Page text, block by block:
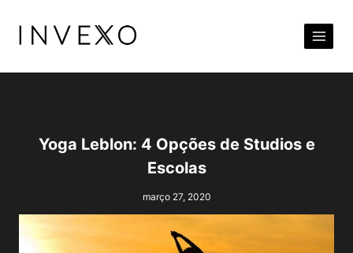
para
Conteúdo
Yoga Leblon: 4 Opções de Studios e
Escolas
março 27, 2020